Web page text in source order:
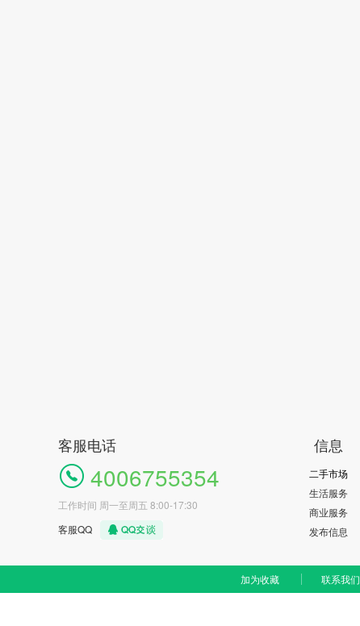
客服电话
4006755354
工作时间 周一至周五 8:00-17:30
客服QQ
信息
二手市场
生活服务
商业服务
发布信息
加为收藏 联系我们